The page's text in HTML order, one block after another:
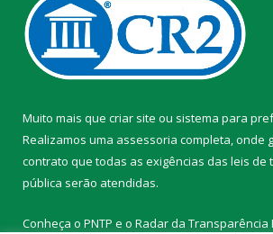
Muito mais que criar site ou sistema para
Realizamos uma assessoria completa, onde
contrato que todas as exigências das leis de
pública serão atendidas.
Conheça o PNTP e o Radar da Transparência